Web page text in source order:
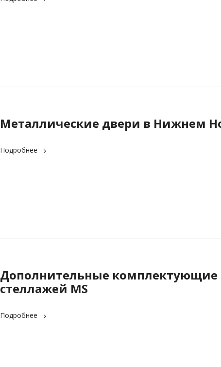
Металлические двери в Нижнем
Подробнее
Дополнительные комплектующие
стеллажей MS
Подробнее